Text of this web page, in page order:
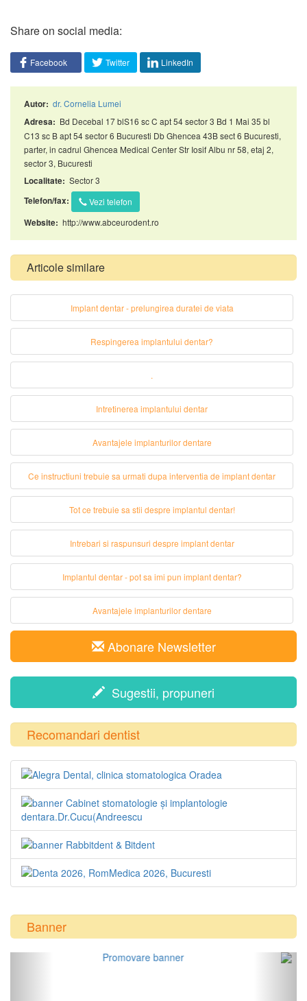
Share on social media:
Facebook Twitter LinkedIn
Autor: dr. Cornelia Lumei
Adresa: Bd Decebal 17 blS16 sc C apt 54 sector 3 Bd 1 Mai 35 bl
C13 sc B apt 54 sector 6 Bucuresti Db Ghencea 43B sect 6 Bucuresti,
parter, in cadrul Ghencea Medical Center Str Iosif Albu nr 58, etaj 2,
sector 3, Bucuresti
Localitate: Sector 3
Telefon/fax:
Vezi telefon
Website: http://www.abceurodent.ro
Articole similare
Implant dentar - prelungirea duratei de viata
Respingerea implantului dentar?
.
Intretinerea implantului dentar
Avantajele implanturilor dentare
Ce instructiuni trebuie sa urmati dupa interventia de implant dentar
Tot ce trebuie sa stii despre implantul dentar!
Intrebari si raspunsuri despre implant dentar
Implantul dentar - pot sa imi pun implant dentar?
Avantajele implanturilor dentare
Abonare Newsletter
Sugestii, propuneri
Recomandari dentist
Banner
Next